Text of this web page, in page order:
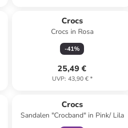
Crocs
Crocs in Rosa
-41%
25,49 €
UVP: 43,90 €*
Crocs
Sandalen "Crocband" in Pink/ Lila